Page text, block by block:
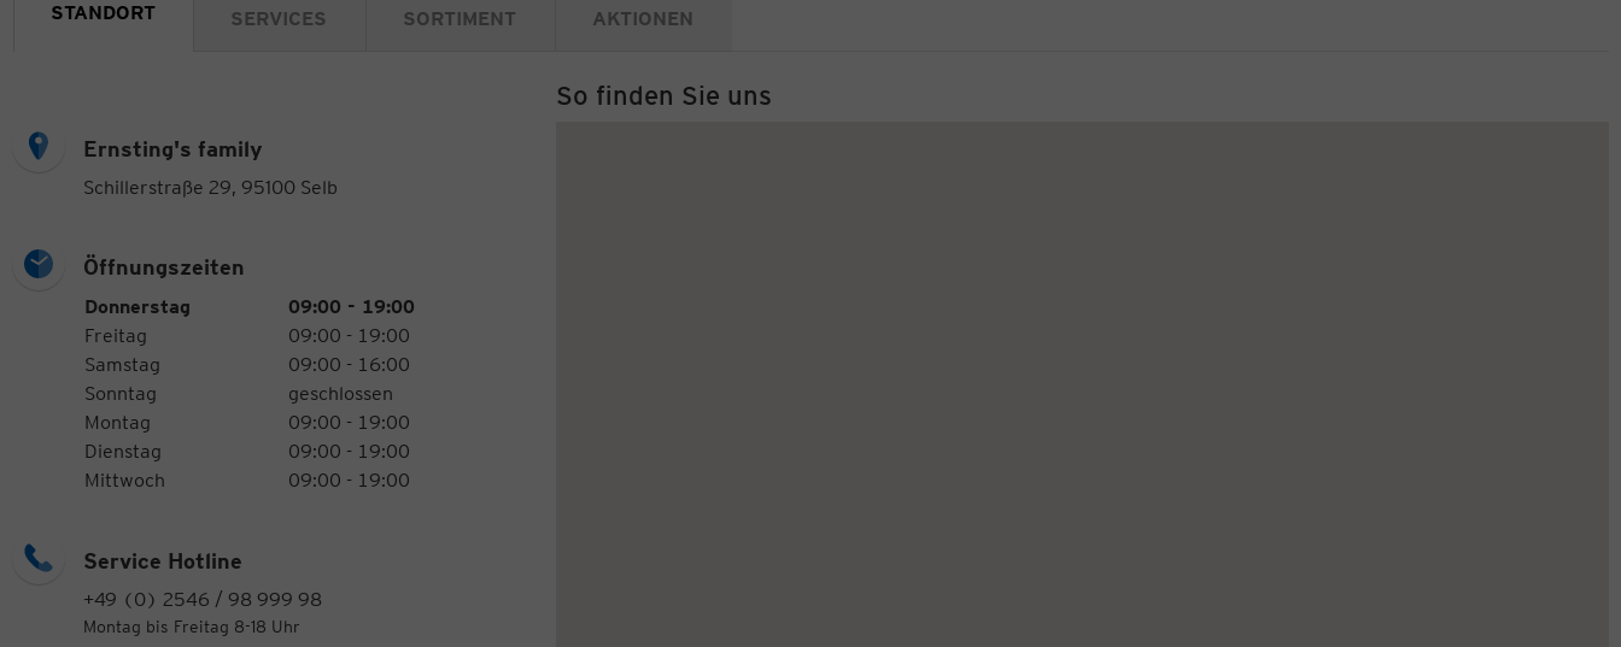
STANDORT SERVICES SORTIMENT AKTIONEN
Ernsting's family
Schillerstraße 29, 95100 Selb
Öffnungszeiten
Öffnungszeiten
WochentagUhrzeiten
Donnerstag
09:00 - 19:00
Freitag
09:00 - 19:00
Samstag
09:00 - 16:00
Sonntag
geschlossen
Montag
09:00 - 19:00
Dienstag
09:00 - 19:00
Mittwoch
09:00 - 19:00
Service Hotline
+49 (0) 2546 / 98 999 98
Montag bis Freitag 8-18 Uhr
So finden Sie uns